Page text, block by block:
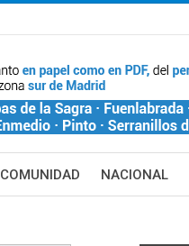
COMUNIDAD NACIONAL